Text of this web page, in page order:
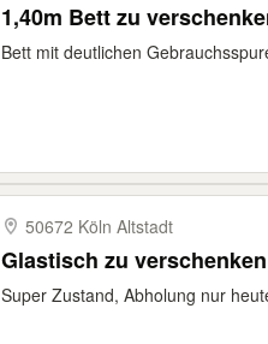
1,40m Bett zu
Bett mit deutlichen
50672 Köln Altstadt
Glastisch zu verschenken
Super Zustand, Abholung nur